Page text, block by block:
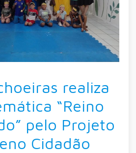
realiza
“Reino
pelo Projeto
Cidadão